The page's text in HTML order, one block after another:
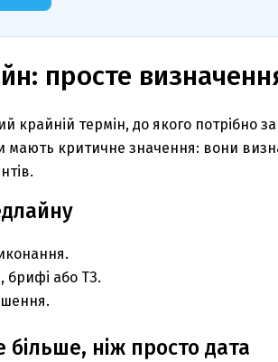
просте
крайній термін, до якого потрібно
мають критичне значення: вони
брифі або ТЗ.
ніж просто дата